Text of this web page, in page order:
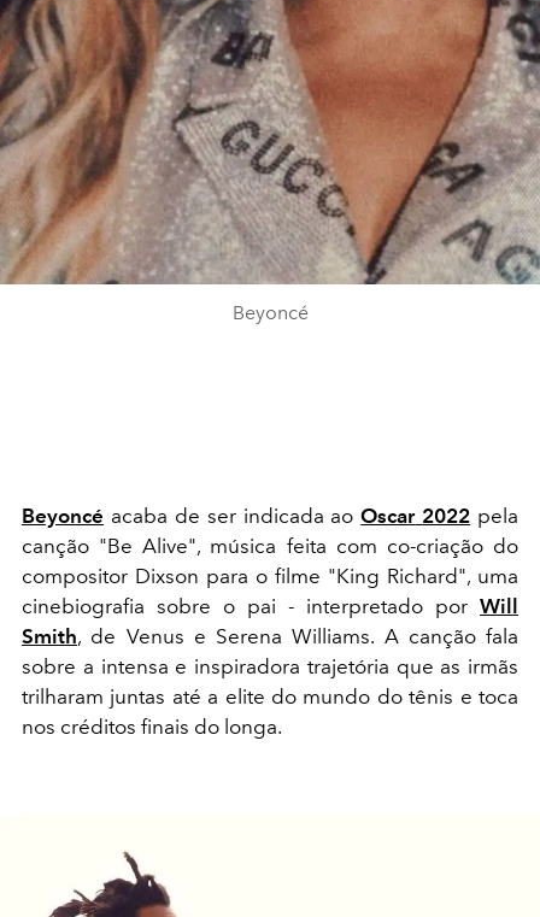
Beyoncé
Beyoncé acaba de ser indicada aoOscar 2022 pela
canção "Be Alive", música feita com co-criação do
compositor Dixson para o filme "King Richard", uma
cinebiografia sobre o pai - interpretado por Will
Smith, de Venus e Serena Williams. A canção fala
sobre a intensa e inspiradora trajetória que as irmãs
trilharam juntas até a elite do mundo do tênis e toca
nos créditos finais do longa.